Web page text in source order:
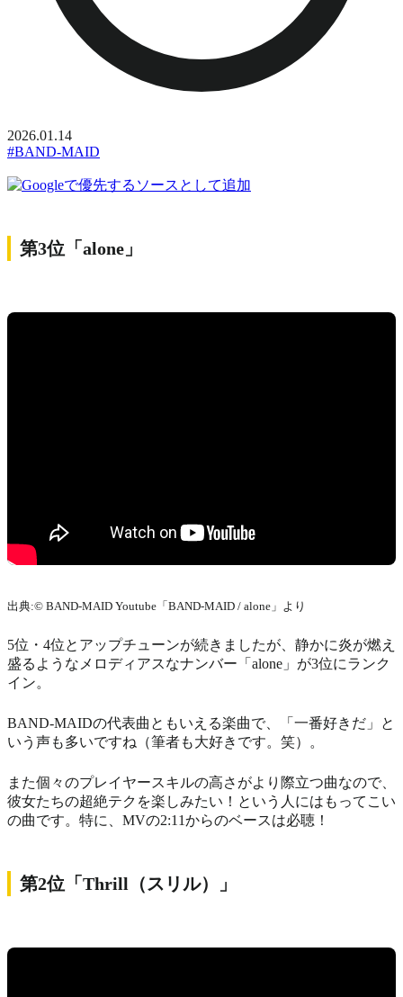
2026.01.14
#BAND-MAID
第3位「alone」
出典:© BAND-MAID Youtube「BAND-MAID / alone」より
5位・4位とアップチューンが続きましたが、静かに炎が燃え
盛るようなメロディアスなナンバー「alone」が3位にランク
イン。
BAND-MAIDの代表曲ともいえる楽曲で、「一番好きだ」と
いう声も多いですね（筆者も大好きです。笑）。
また個々のプレイヤースキルの高さがより際立つ曲なので、
彼女たちの超絶テクを楽しみたい！という人にはもってこい
の曲です。特に、MVの2:11からのベースは必聴！
第2位「Thrill（スリル）」